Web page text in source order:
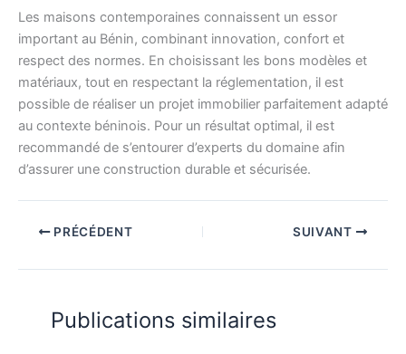
Les maisons contemporaines connaissent un essor
important au Bénin, combinant innovation, confort et
respect des normes. En choisissant les bons modèles et
matériaux, tout en respectant la réglementation, il est
possible de réaliser un projet immobilier parfaitement adapté
au contexte béninois. Pour un résultat optimal, il est
recommandé de s’entourer d’experts du domaine afin
d’assurer une construction durable et sécurisée.
PRÉCÉDENT SUIVANT
Publications similaires